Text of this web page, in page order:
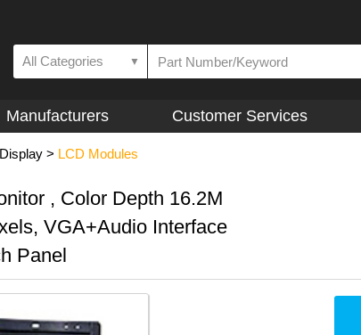
All Categories ▼
Manufacturers Customer Services
> LCD Modules
, Color Depth 16.2M
VGA+Audio Interface
Panel